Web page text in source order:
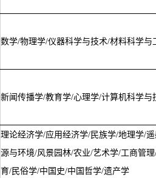
数学/物理学/仪器科学与技术/材料科学
新闻传播学/教育学/心理学/计算机科学与
理论经济学/应用经济学/民族学/地理学/
源与环境/风景园林/农业/艺术学/工商管
育/民俗学/中国史/中国哲学/遗产学